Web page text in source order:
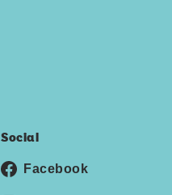
Social
Facebook